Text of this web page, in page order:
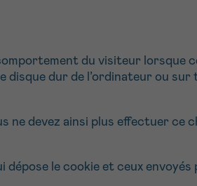
du visiteur lorsque
dur de l’ordinateur ou sur
ne devez ainsi plus effectuer ce
dépose le cookie et ceux
Via le formulaire de
contact
En savoir plus sur